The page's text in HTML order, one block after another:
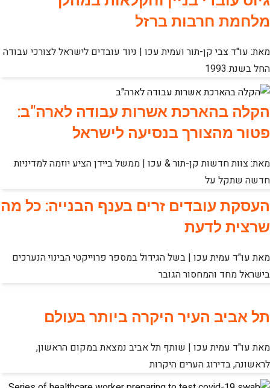
מלחמת חרבות ברזל
מאת: עו"ד צבי קן-תור ועמית עכו | ניוד עובדים לישראל לצורכי עבודה
החל בשנת 1993
הקלה בהארכת אשרות עבודה לארה"ב:
פטור מהצורך בנסיעה לישראל
מאת: צוות חדשות קן-תור & עכו | ממשל ביידן הציע יוזמה למדיניות
חדשה שתקל על
העסקת עובדים זרים בענף הבנייה: כל מה
שרצית לדעת
מאת עו"ד עמית עכו | בשל הגידול במספר פרוייקטי הבינוי הנערכים
בישראל מחד והמחסור הגובר
תל אביב העיר היקרה ביותר בעולם
מאת עו"ד עמית עכו | שותף תל אביב נמצאת במקום הראשון,
לראשונה, בדירוג הערים היקרות